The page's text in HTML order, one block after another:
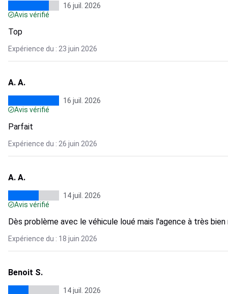
16 juil. 2026
Avis vérifié
Top
Expérience du : 23 juin 2026
A. A.
16 juil. 2026
Avis vérifié
Parfait
Expérience du : 26 juin 2026
A. A.
14 juil. 2026
Avis vérifié
Dès problème avec le véhicule loué mais l'agence à très bien
Expérience du : 18 juin 2026
Benoit S.
14 juil. 2026